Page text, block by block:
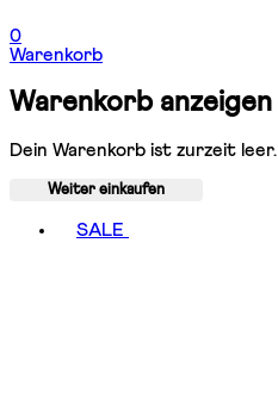
0
Warenkorb
Warenkorb anzeigen
Dein Warenkorb ist zurzeit leer.
Weiter einkaufen
SALE